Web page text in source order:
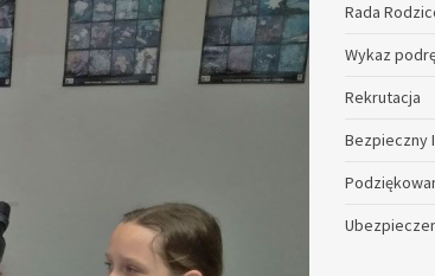
Rada
Wykaz
Rekrutacja
Bezpieczny